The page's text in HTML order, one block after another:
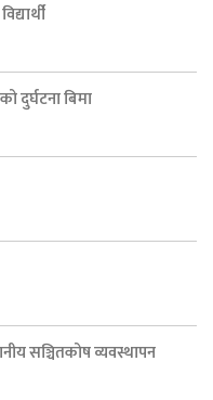
बिमा
सञ्चितकोष व्यवस्थापन